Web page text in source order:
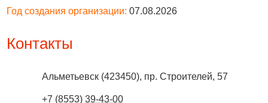
Год создания организации: 07.08.2026
Контакты
Альметьевск (423450), пр. Строителей, 57
+7 (8553) 39-43-00